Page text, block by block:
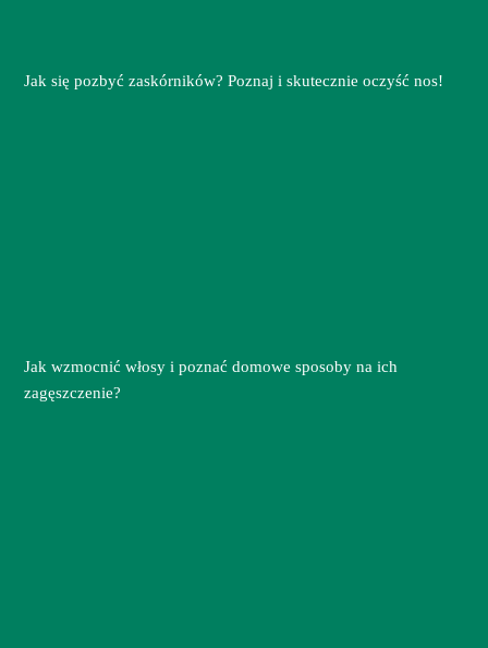
Jak się pozbyć zaskórników? Poznaj i skutecznie oczyść nos!
Jak wzmocnić włosy i poznać domowe sposoby na ich
zagęszczenie?